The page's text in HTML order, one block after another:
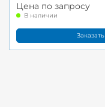
Цена по запросу
В наличии
Заказать